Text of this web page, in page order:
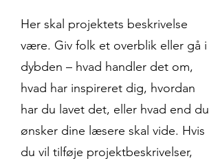
Her skal projektets beskrivelse
være. Giv folk et overblik eller gå i
dybden – hvad handler det om,
hvad har inspireret dig, hvordan
har du lavet det, eller hvad end du
ønsker dine læsere skal vide. Hvis
du vil tilføje projektbeskrivelser,